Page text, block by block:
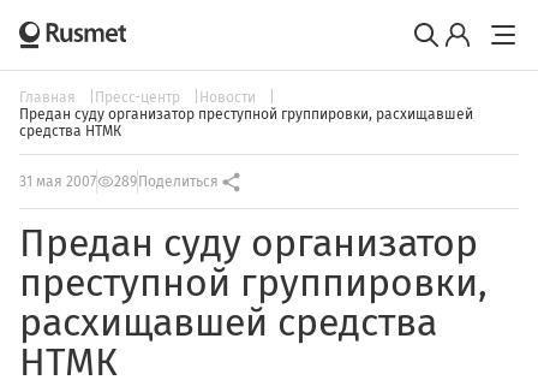
Главная Пресс-центр
Новости
Предан суду организатор преступной группировки, расхищавшей
средства НТМК
31 мая 2007 289 Поделиться
Предан суду организатор
преступной группировки,
расхищавшей средства
НТМК